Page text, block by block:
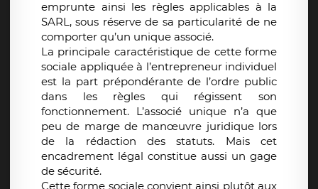
emprunte ainsi les règles applicables à la
SARL, sous réserve de sa particularité de ne
comporter qu’un unique associé.
La principale caractéristique de cette forme
sociale appliquée à l’entrepreneur individuel
est la part prépondérante de l’ordre public
dans les règles qui régissent son
fonctionnement. L’associé unique n’a que
peu de marge de manœuvre juridique lors
de la rédaction des statuts. Mais cet
encadrement légal constitue aussi un gage
de sécurité.
Cette forme sociale convient ainsi plutôt aux